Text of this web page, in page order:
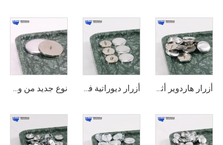
أزرار هاردوير أثاث على شكل دائرة بساق فضية من وي جوي، أزرار قابلة لإعادة الاستخدام مع غطاء معدني للتغطية على الكنب أزرار ديوراتية فضية كريستالية بمقاسات 20 مم، 22 مم، 25 مم من وي جوي لتزيين الأثاث والكنب نوع جديد من وي جوي، أزرار غطاء خلفية مسطحة مستوية، قشرة ضغط ذاتي، أزرار تغطية للستائر والكنب والقماش